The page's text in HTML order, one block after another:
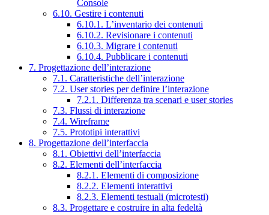
Console
6.10. Gestire i contenuti
6.10.1. L’inventario dei contenuti
6.10.2. Revisionare i contenuti
6.10.3. Migrare i contenuti
6.10.4. Pubblicare i contenuti
7. Progettazione dell’interazione
7.1. Caratteristiche dell’interazione
7.2. User stories per definire l’interazione
7.2.1. Differenza tra scenari e user stories
7.3. Flussi di interazione
7.4. Wireframe
7.5. Prototipi interattivi
8. Progettazione dell’interfaccia
8.1. Obiettivi dell’interfaccia
8.2. Elementi dell’interfaccia
8.2.1. Elementi di composizione
8.2.2. Elementi interattivi
8.2.3. Elementi testuali (microtesti)
8.3. Progettare e costruire in alta fedeltà